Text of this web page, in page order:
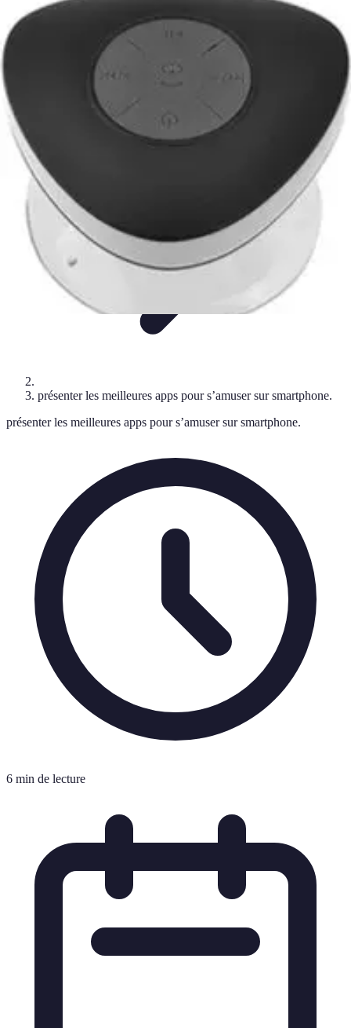
Fun Sur Smartphone
listicle
JeuxTrucs et Astuces
Fun Sur Smartphone
présenter les meilleures apps pour s’amuser sur smartphone.
présenter les meilleures apps pour s’amuser sur smartphone.
6 min de lecture